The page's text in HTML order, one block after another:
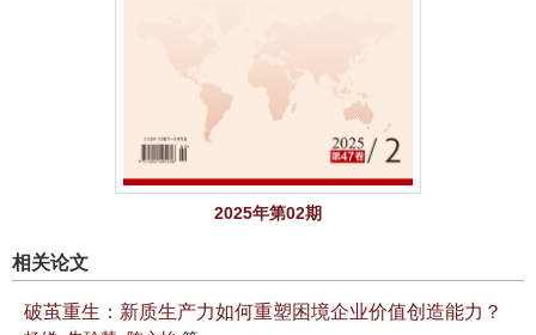
2025年第02期
相关论文
破茧重生：新质生产力如何重塑困境企业价值创造能力？